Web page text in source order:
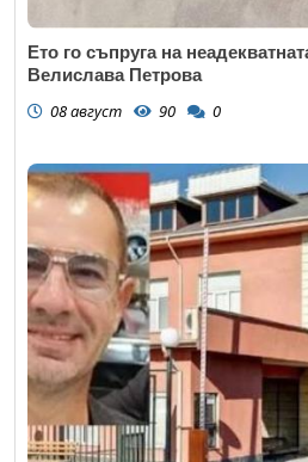
Ето го съпруга на
Велислава Петрова
08 август 90 0